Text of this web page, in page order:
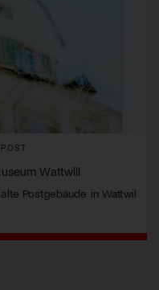
Wattwill
Postgebäude in Wattwil